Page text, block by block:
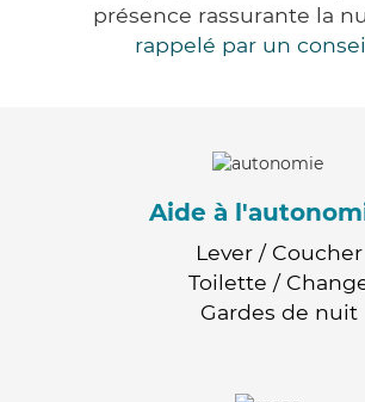
présence rassurante la
rappelé par un
Aide à
Lever / Coucher
Toilette /
Gardes de nuit